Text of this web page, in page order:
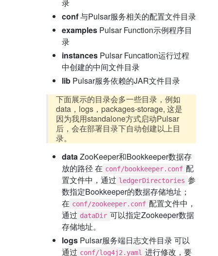
录
conf与Pulsar服务相关的配置文件目录
examplesPulsar Function示例程序目
录
instancesPulsar Funcation运行过程
中创建的中间文件目录
libPulsar服务依赖的JAR文件目录
下面展示的目录会多一些目录，例如
data，logs，packages-storage, 这是
因为我用standalone方式启动Pulsar
后，会在部署目录下自动创建以上目
录。
dataZooKeeper和Bookkeeper数据存
放的路径 在 conf/bookkeeper.conf 配
置文件中，通过 ledgerDirectories 参
数指定Bookkeeper的数据存储地址；
在 conf/zookeeper.conf 配置文件中，
通过 dataDir 可以指定Zookeeper数据
存储地址。
logsPulsar服务端日志文件目录 可以
通过 conf/log4j2.yaml 进行修改，要